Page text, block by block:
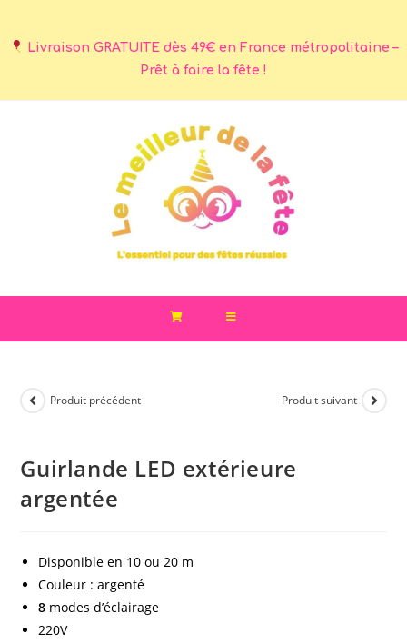
Livraison GRATUITE dès 49€ en France métropolitaine –
Prêt à faire la fête !
Produit précédent Produit suivant
Guirlande LED extérieure
argentée
Disponible en 10 ou 20 m
Couleur : argenté
8 modes d’éclairage
220V